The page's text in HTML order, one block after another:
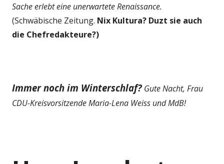
Sache erlebt eine unerwartete Renaissance.
(Schwäbische Zeitung. Nix Kultura? Duzt sie auch
die Chefredakteure?)
Immer noch im Winterschlaf?Gute Nacht, Frau
CDU-Kreisvorsitzende Maria-Lena Weiss und MdB!